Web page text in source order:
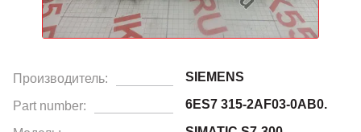
Производитель: SIEMENS
Part number: 6ES7 315-2AF03-0AB0.